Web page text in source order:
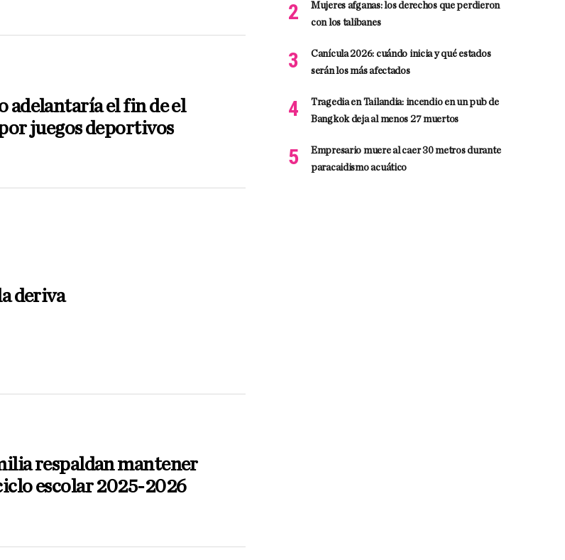
adelantaría el fin de el
juegos deportivos
deriva
respaldan mantener
escolar 2025-2026
Mujeres afganas: los derechos que perdieron
con los talibanes
Canícula 2026: cuándo inicia y qué estados
serán los más afectados
Tragedia en Tailandia: incendio en un pub de
Bangkok deja al menos 27 muertos
Empresario muere al caer 30 metros durante
paracaidismo acuático